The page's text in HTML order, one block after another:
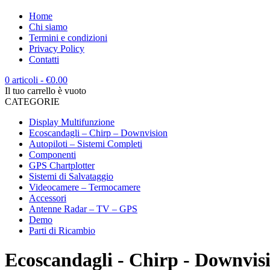
Home
Chi siamo
Termini e condizioni
Privacy Policy
Contatti
0 articoli - €0.00
Il tuo carrello è vuoto
CATEGORIE
Display Multifunzione
Ecoscandagli – Chirp – Downvision
Autopiloti – Sistemi Completi
Componenti
GPS Chartplotter
Sistemi di Salvataggio
Videocamere – Termocamere
Accessori
Antenne Radar – TV – GPS
Demo
Parti di Ricambio
Ecoscandagli - Chirp -